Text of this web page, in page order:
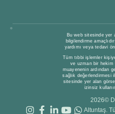
Bu web sitesinde yer
bilgilendirme
yardımı veya tedavi
Tüm tıbbi işlemler
ve uzman bir hekim
muayenenin ardından
sağlık değerlendirmesi
sitesinde yer alan
izinsiz
2026©
Altuntaş.